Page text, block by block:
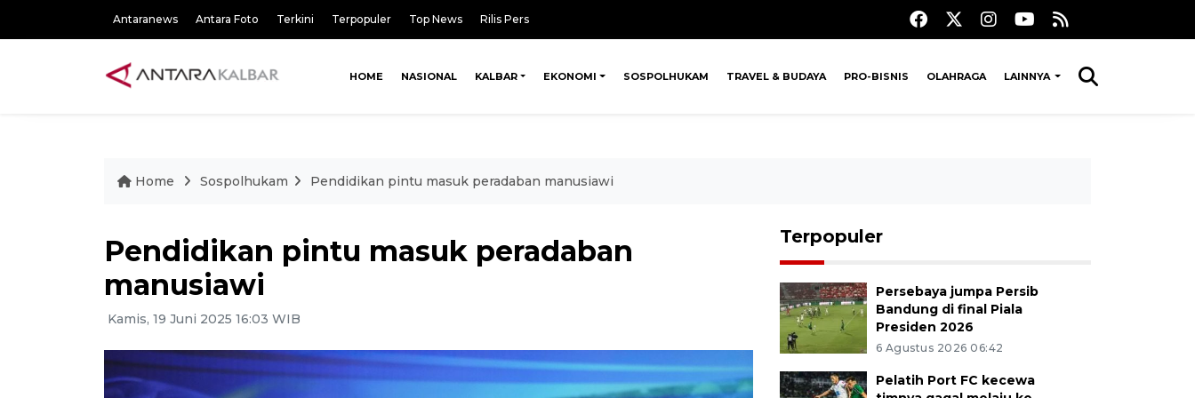
Antaranews Antara Foto Terkini Terpopuler Top News Rilis Pers
HOME NASIONAL KALBAR EKONOMI SOSPOLHUKAM TRAVEL & BUDAYA PRO-BISNIS OLAHRAGA LAINNYA
Home Sospolhukam Pendidikan pintu masuk peradaban manusiawi
Pendidikan pintu masuk peradaban
manusiawi
Kamis, 19 Juni 2025 16:03 WIB
Terpopuler
Persebaya jumpa Persib
Bandung di final Piala
Presiden 2026
6 Agustus 2026 06:42
Pelatih Port FC kecewa